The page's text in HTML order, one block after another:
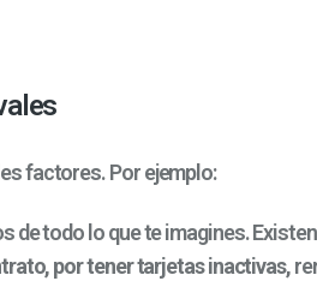
factores. Por ejemplo:
de todo lo que te imagines.
por tener tarjetas inactivas,